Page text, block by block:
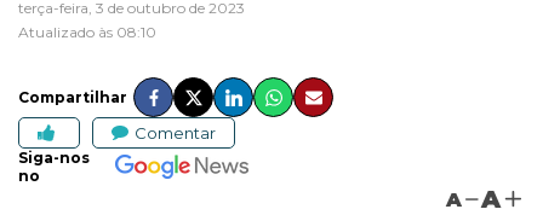
terça-feira, 3 de outubro de 2023
Atualizado às 08:10
Compartilhar
Comentar
Siga-nos
no
A A